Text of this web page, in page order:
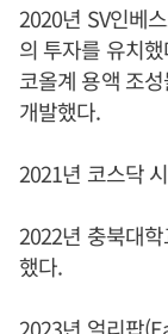
2020년 SV인베
의 투자를 유치
코올계 용액 조
개발했다.
2021년 코스닥
2022년 충북대
했다.
2023년 얼리팝